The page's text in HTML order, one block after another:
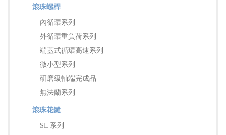
滾珠螺桿
內循環系列
外循環重負荷系列
端蓋式循環高速系列
微小型系列
研磨級軸端完成品
無法蘭系列
滾珠花鍵
SL 系列